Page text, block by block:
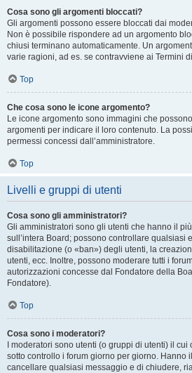
Cosa sono gli argomenti bloccati?
Gli argomenti possono essere bloccati dai
Non è possibile rispondere ad un argomento
chiusi terminano automaticamente. Un
varie ragioni, ad es. se contravviene ai Termini
Top
Che cosa sono le icone argomento?
Le icone argomento sono immagini che
argomenti per indicare il loro contenuto. La
permessi concessi dall’amministratore.
Top
Livelli e gruppi di utenti
Cosa sono gli amministratori?
Gli amministratori sono gli utenti che hanno il
sull’intera Board; possono controllare qualsiasi
disabilitazione (o «ban») degli utenti, la
utenti, ecc. Inoltre, possono moderare tutti i
autorizzazioni concesse dal Fondatore della
Fondatore).
Top
Cosa sono i moderatori?
I moderatori sono utenti (o gruppi di utenti) il
sotto controllo i forum giorno per giorno. Hanno
cancellare qualsiasi messaggio e di chiudere,